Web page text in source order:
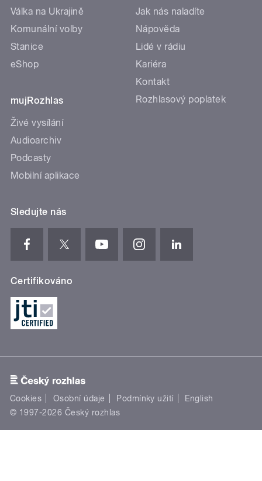
Válka na Ukrajině
Komunální volby
Stanice
eShop
mujRozhlas
Živé vysílání
Audioarchiv
Podcasty
Mobilní aplikace
Jak nás naladíte
Nápověda
Lidé v rádiu
Kariéra
Kontakt
Rozhlasový poplatek
Sledujte nás
Certifikováno
Cookies Osobní údaje Podmínky užití
English
© 1997-2026 Český rozhlas